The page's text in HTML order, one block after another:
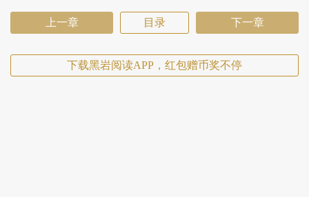
上一章 目录 下一章
下载黑岩阅读APP，红包赠币奖不停